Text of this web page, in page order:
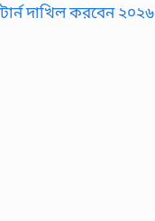
দাখিল করবেন ২০২৬